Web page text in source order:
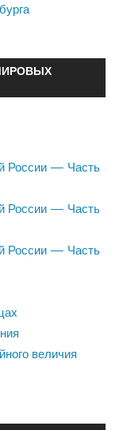
России — Часть
России — Часть
России — Часть
величия